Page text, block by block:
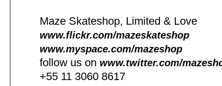
Maze Skateshop, Limited & Love
www.flickr.com/mazeskateshop
www.myspace.com/mazeshop
follow us on www.twitter.com/
+55 11 3060 8617